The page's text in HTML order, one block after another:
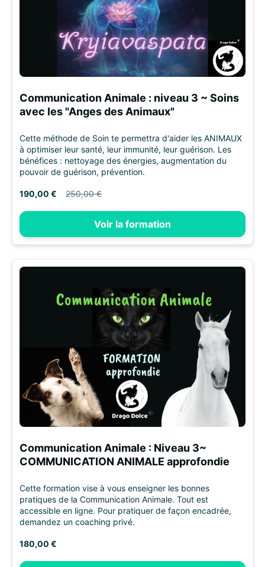
Communication Animale : niveau 3 ~ Soins
avec les "Anges des Animaux"
Cette méthode de Soin te permettra d'aider les ANIMAUX
à optimiser leur santé, leur immunité, leur guérison. Les
bénéfices : nettoyage des énergies, augmentation du
pouvoir de guérison, prévention.
190,00 € 250,00 €
Voir la formation
Communication Animale : Niveau 3~
COMMUNICATION ANIMALE approfondie
Cette formation vise à vous enseigner les bonnes
pratiques de la Communication Animale. Tout est
accessible en ligne. Pour pratiquer de façon encadrée,
demandez un coaching privé.
180,00 €